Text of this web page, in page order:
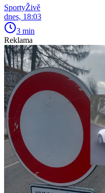
SportyŽivě
dnes, 18:03
3 min
Reklama